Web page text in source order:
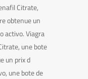
Citrate,
obtenue un
activo. Viagra
une bote
un prix d
une bote de